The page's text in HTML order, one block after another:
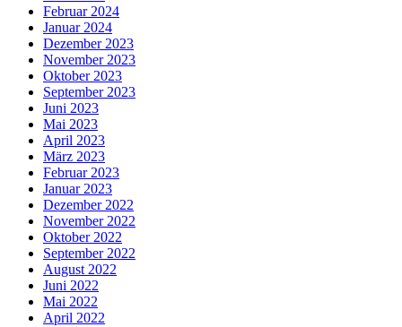
Februar 2024
Januar 2024
Dezember 2023
November 2023
Oktober 2023
September 2023
Juni 2023
Mai 2023
April 2023
März 2023
Februar 2023
Januar 2023
Dezember 2022
November 2022
Oktober 2022
September 2022
August 2022
Juni 2022
Mai 2022
April 2022